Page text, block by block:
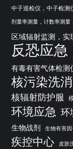
中子巡检仪，中子检测
剂量率测量，计数率测量
区域辐射监测，实
反恐应急
有毒有害气体检测
核污染洗消
核辐射防护服
环境应急 环
生物战剂 生物有害因
疾控中心
皮肤